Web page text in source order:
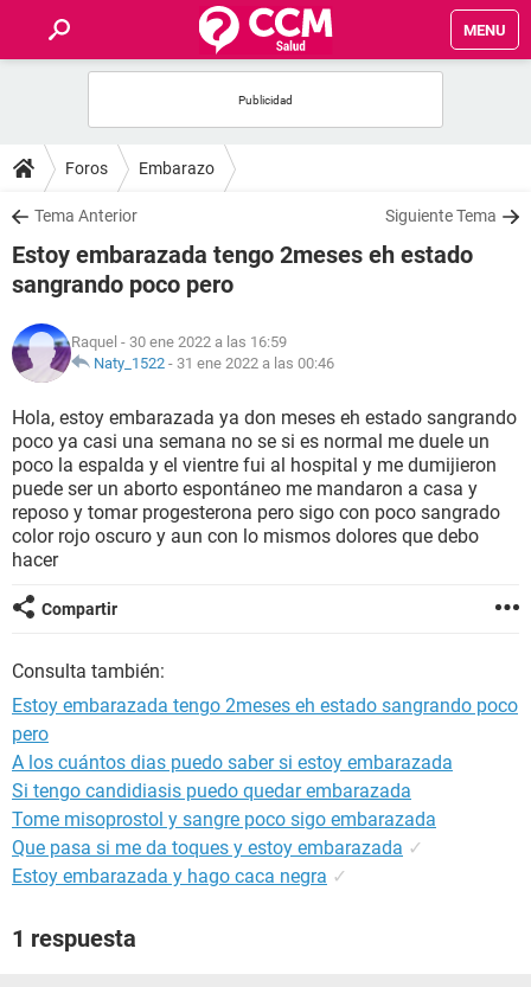
MENU
FOROS
SALUD
FAMILIA
NUTRICIÓN
SEXUALIDAD
GLOSARIO
Foros Embarazo
Tema Anterior Siguiente Tema
Estoy embarazada tengo 2meses eh estado
sangrando poco pero
Raquel - 30 ene 2022 a las 16:59
Naty_1522 - 31 ene 2022 a las 00:46
Hola, estoy embarazada ya don meses eh estado sangrando
poco ya casi una semana no se si es normal me duele un
poco la espalda y el vientre fui al hospital y me dumijieron
puede ser un aborto espontáneo me mandaron a casa y
reposo y tomar progesterona pero sigo con poco sangrado
color rojo oscuro y aun con lo mismos dolores que debo
hacer
Compartir
Consulta también:
Estoy embarazada tengo 2meses eh estado sangrando poco
pero
A los cuántos dias puedo saber si estoy embarazada
Si tengo candidiasis puedo quedar embarazada
Tome misoprostol y sangre poco sigo embarazada
Que pasa si me da toques y estoy embarazada ✓
Estoy embarazada y hago caca negra ✓
1 respuesta